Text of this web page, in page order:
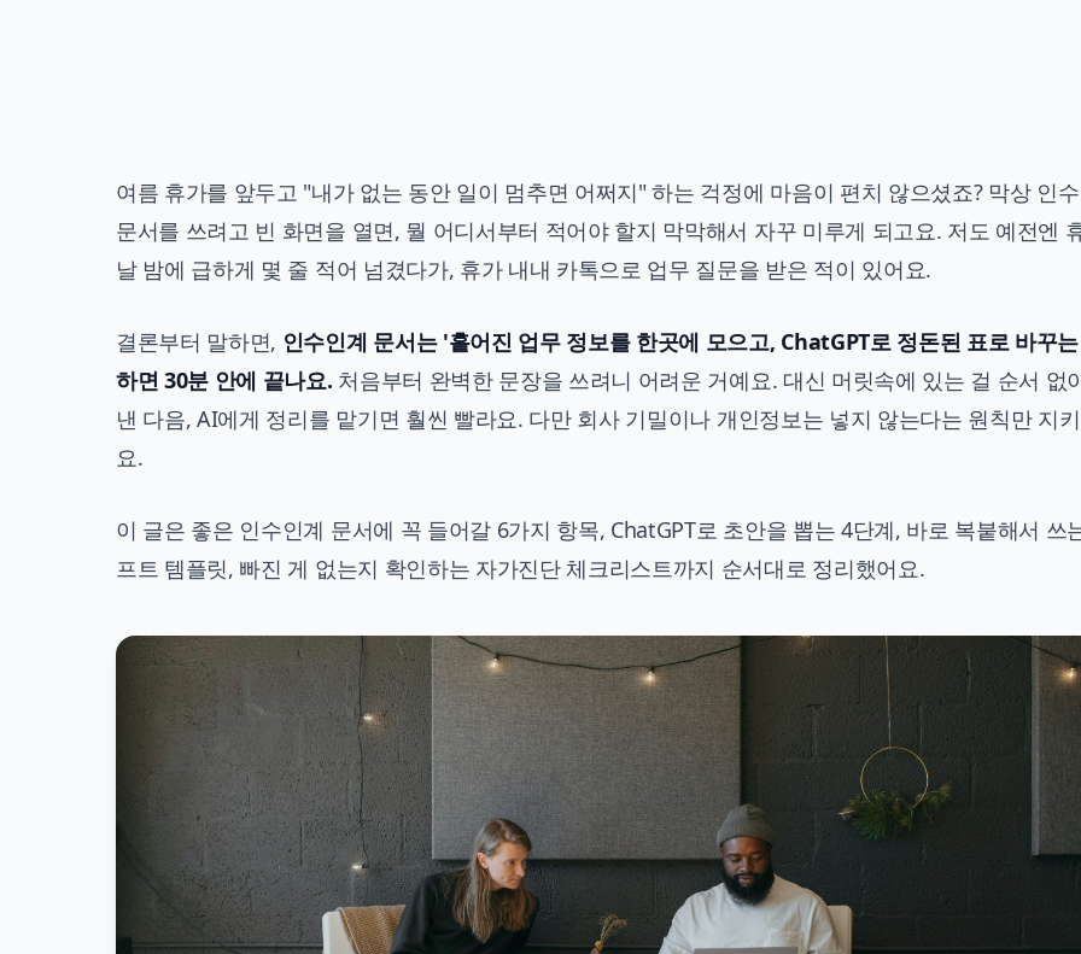
여름 휴가를 앞두고 "내가 없는 동안 일이 멈추면 어쩌지" 하는 걱정에 마음이 편치 않으셨죠? 막상 인
문서를 쓰려고 빈 화면을 열면, 뭘 어디서부터 적어야 할지 막막해서 자꾸 미루게 되고요. 저도 예전엔
날 밤에 급하게 몇 줄 적어 넘겼다가, 휴가 내내 카톡으로 업무 질문을 받은 적이 있어요.
결론부터 말하면, 인수인계 문서는 '흩어진 업무 정보를 한곳에 모으고, ChatGPT로 정돈된 표로 바꾸
하면 30분 안에 끝나요. 처음부터 완벽한 문장을 쓰려니 어려운 거예요. 대신 머릿속에 있는 걸 순서 없
낸 다음, AI에게 정리를 맡기면 훨씬 빨라요. 다만 회사 기밀이나 개인정보는 넣지 않는다는 원칙만 지
요.
이 글은 좋은 인수인계 문서에 꼭 들어갈 6가지 항목, ChatGPT로 초안을 뽑는 4단계, 바로 복붙해서 쓰
프트 템플릿, 빠진 게 없는지 확인하는 자가진단 체크리스트까지 순서대로 정리했어요.